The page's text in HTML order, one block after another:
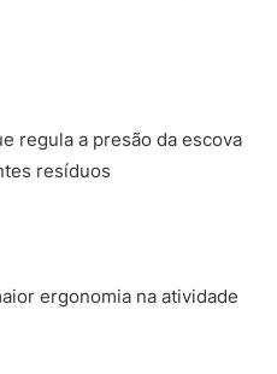
regula a presão da escova
resíduos
ergonomia na atividade